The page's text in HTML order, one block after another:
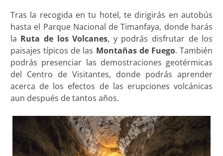
Tras la recogida en tu hotel, te dirigirás en autobús
hasta el Parque Nacional de Timanfaya, donde harás
la Ruta de los Volcanes, y podrás disfrutar de los
paisajes típicos de las Montañas de Fuego. También
podrás presenciar las demostraciones geotérmicas
del Centro de Visitantes, donde podrás aprender
acerca de los efectos de las erupciones volcánicas
aun después de tantos años.